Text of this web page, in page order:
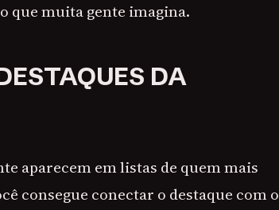
que muita gente imagina.
DA
aparecem em listas de quem mais
consegue conectar o destaque com o